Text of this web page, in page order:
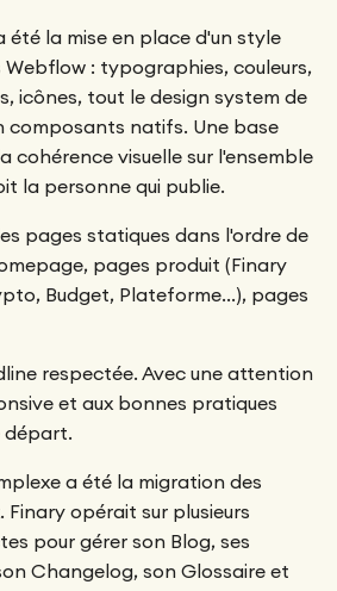
été la mise en place d'un style
: typographies, couleurs,
icônes, tout le design system de
composants natifs. Une base
cohérence visuelle sur l'ensemble
la personne qui publie.
pages statiques dans l'ordre de
pages produit (Finary
Budget, Plateforme…), pages
respectée. Avec une attention
et aux bonnes pratiques
départ.
a été la migration des
Finary opérait sur plusieurs
pour gérer son Blog, ses
Changelog, son Glossaire et